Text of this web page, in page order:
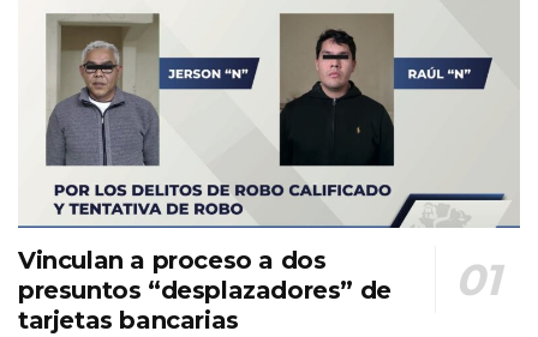
Vinculan a proceso a dos
presuntos “desplazadores” de
tarjetas bancarias